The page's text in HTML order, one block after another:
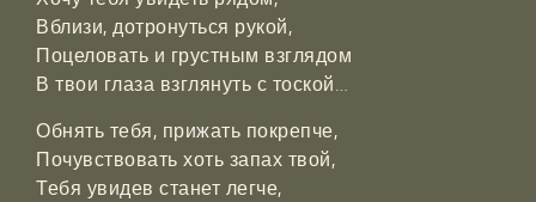
Вблизи, дотронуться рукой,
Поцеловать и грустным взглядом
В твои глаза взглянуть с тоской…
Обнять тебя, прижать покрепче,
Почувствовать хоть запах твой,
Тебя увидев станет легче,